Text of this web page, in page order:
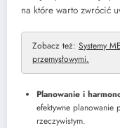
na które warto zwrócić
Zobacz też: Systemy
przemysłowymi.
Planowanie i
efektywne
rzeczywistym.